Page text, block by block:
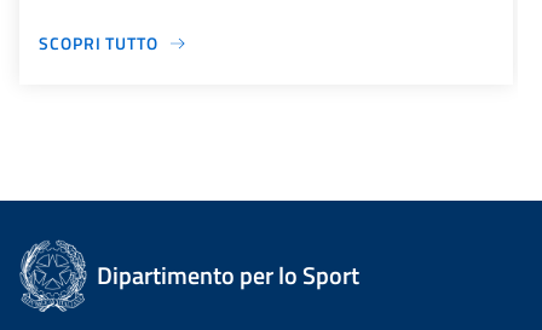
SCOPRI TUTTO
Dipartimento per lo Sport